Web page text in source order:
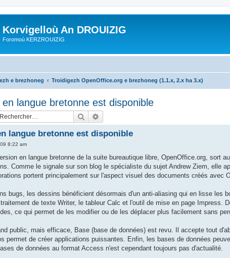
Korvigelloù An DROUIZIG
Foromoù KERZROUIZIG
e brezhoneg Troidigezh OpenOffice.org e brezhoneg (1.1.x, 2.x ha 3.x)
langue bretonne est disponible
Rechercher
langue bretonne est disponible
8:22 am
en langue bretonne de la suite bureautique libre, OpenOffice.org, sort
Comme le signale sur son blog le spécialiste du sujet Andrew Ziem, elle
portent principalement sur l'aspect visuel des documents créés avec
bugs, les dessins bénéficient désormais d'un anti-aliasing qui en lisse les
de texte Writer, le tableur Calc et l'outil de mise en page Impress.
ce qui permet de les modifier ou de les déplacer plus facilement sans
public, mais efficace, Base (base de données) est revu. Il accepte tout
permet de créer applications puissantes. Enfin, les bases de données
de données au format Access n'est cependant toujours pas d'actualité.